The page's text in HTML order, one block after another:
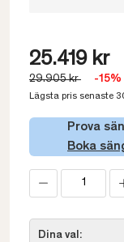
25.419 kr
29.905 kr -15%
Lägsta pris senaste
Prova
Boka
Dina val: